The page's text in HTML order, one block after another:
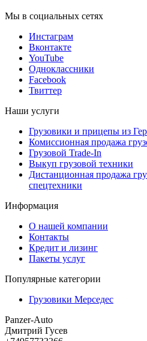
Мы в социальных сетях
Инстаграм
Вконтакте
YouTube
Одноклассники
Facebook
Твиттер
Наши услуги
Грузовики и прицепы из
Комиссионная продажа
Грузовой Trade-In
Выкуп грузовой техники
Дистанционная продажа
спецтехники
Информация
О нашей компании
Контакты
Кредит и лизинг
Пакеты услуг
Популярные категории
Грузовики Мерседес
Panzer-Auto
Дмитрий Гусев